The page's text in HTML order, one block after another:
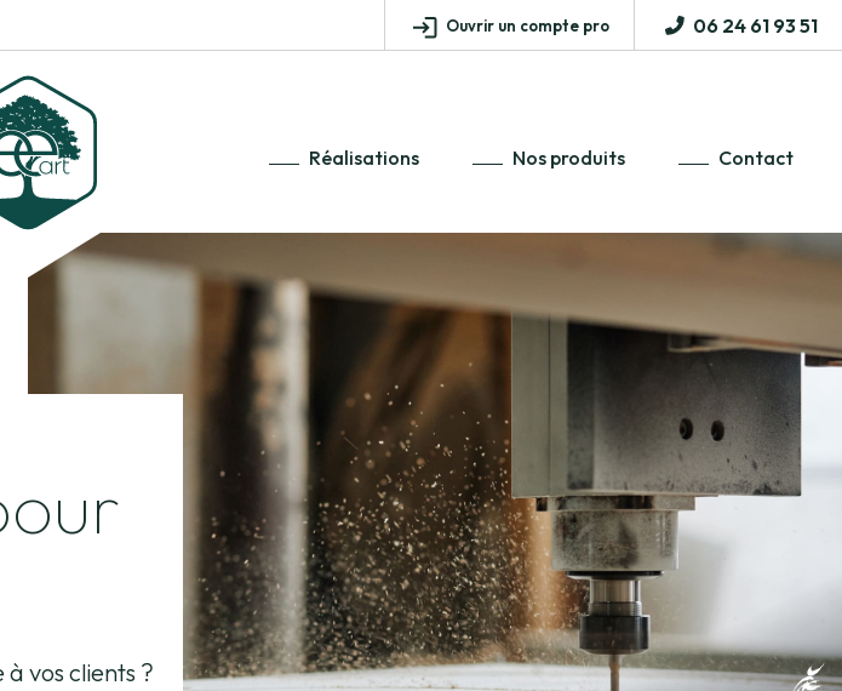
Ouvrir un compte pro 06 24 61 93 51
Réalisations Nos produits Contact
vos clients ?